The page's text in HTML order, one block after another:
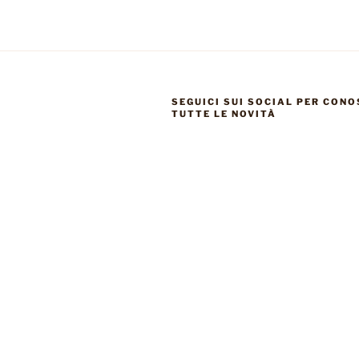
SEGUICI SUI SOCIAL PER
TUTTE LE NOVITÀ